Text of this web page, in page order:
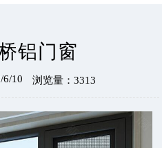
铝门窗
6/10 浏览量：3313